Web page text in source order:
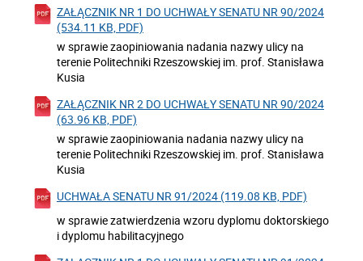
ZAŁĄCZNIK NR 1 DO UCHWAŁY SENATU NR 90/2024
(534.11 KB, PDF)
w sprawie zaopiniowania nadania nazwy ulicy na
terenie Politechniki Rzeszowskiej im. prof. Stanisława
Kusia
ZAŁĄCZNIK NR 2 DO UCHWAŁY SENATU NR 90/2024
(63.96 KB, PDF)
w sprawie zaopiniowania nadania nazwy ulicy na
terenie Politechniki Rzeszowskiej im. prof. Stanisława
Kusia
UCHWAŁA SENATU NR 91/2024 (119.08 KB, PDF)
w sprawie zatwierdzenia wzoru dyplomu doktorskiego
i dyplomu habilitacyjnego